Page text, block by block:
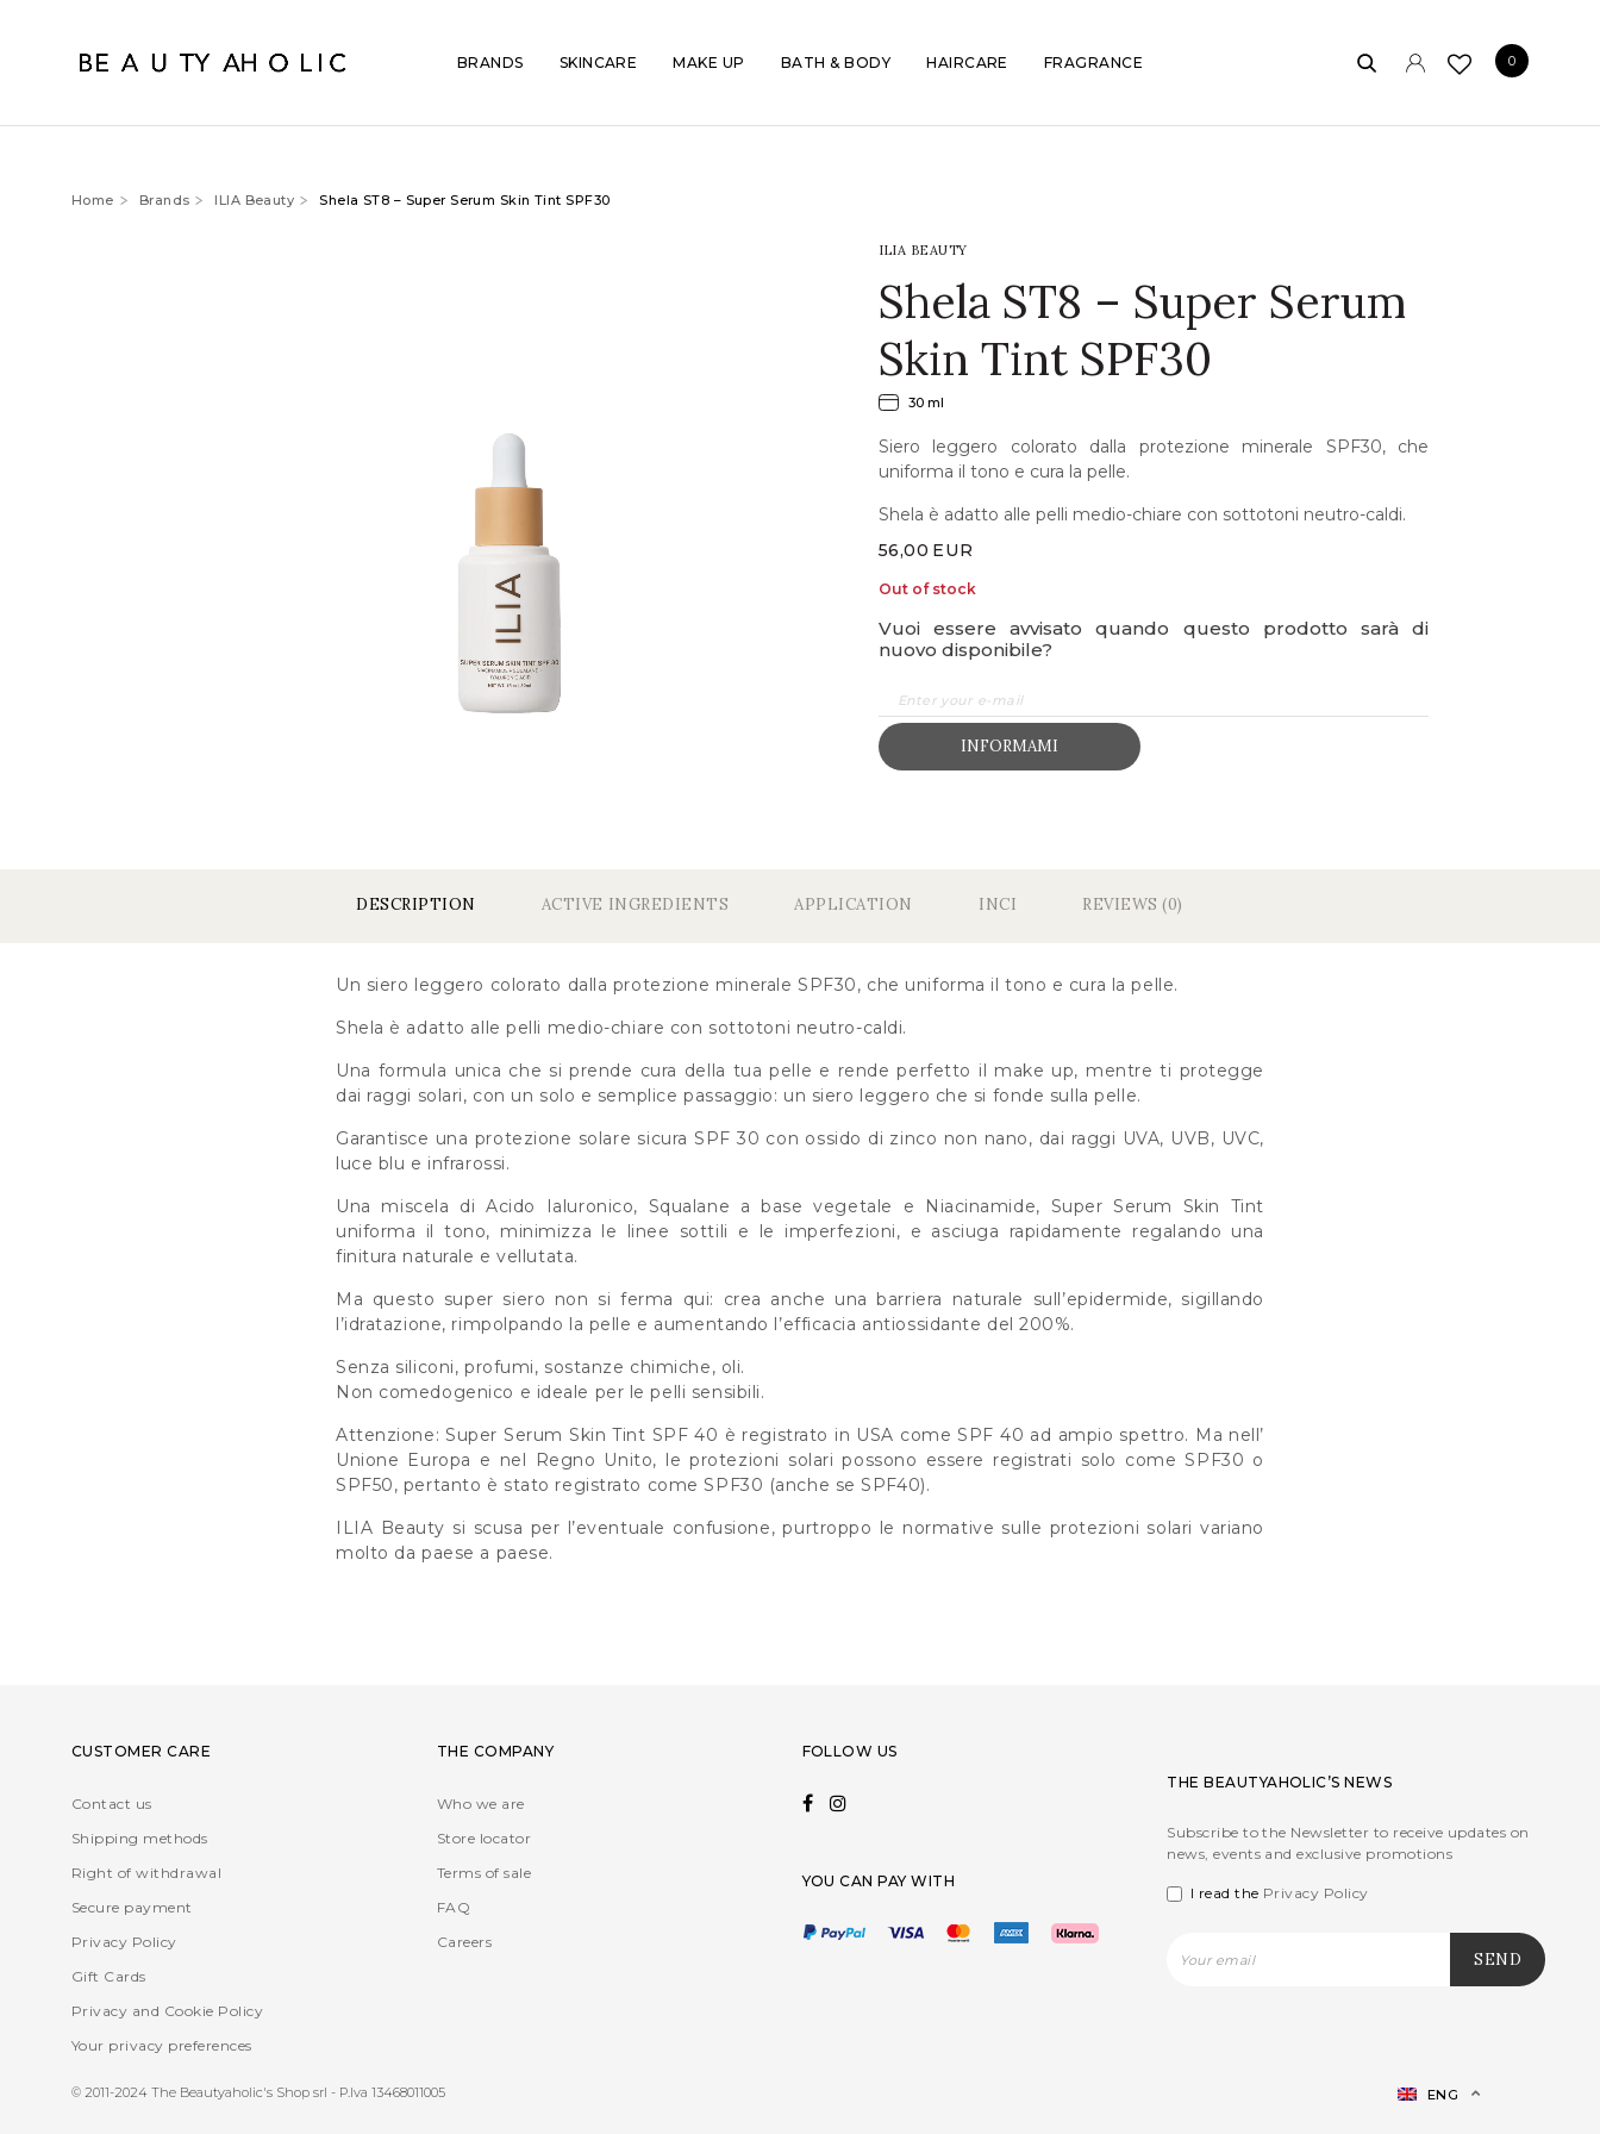
0
BRANDS SKINCARE MAKE UP BATH & BODY HAIRCARE FRAGRANCE
Home Brands ILIA Beauty Shela ST8 – Super Serum Skin Tint SPF30
ILIA BEAUTY
Shela ST8 – Super Serum
Skin Tint SPF30
30 ml
Siero leggero colorato dalla protezione minerale SPF30, che
uniforma il tono e cura la pelle.
Shela è adatto alle pelli medio-chiare con sottotoni neutro-caldi.
56,00 EUR
Out of stock
Vuoi essere avvisato quando questo prodotto sarà di
nuovo disponibile?
INFORMAMI
DESCRIPTION ACTIVE INGREDIENTS APPLICATION INCI REVIEWS (0)
Un siero leggero colorato dalla protezione minerale SPF30, che uniforma il tono e cura la pelle.
Shela è adatto alle pelli medio-chiare con sottotoni neutro-caldi.
Una formula unica che si prende cura della tua pelle e rende perfetto il make up, mentre ti protegge
dai raggi solari, con un solo e semplice passaggio: un siero leggero che si fonde sulla pelle.
Garantisce una protezione solare sicura SPF 30 con ossido di zinco non nano, dai raggi UVA, UVB, UVC,
luce blu e infrarossi.
Una miscela di Acido Ialuronico, Squalane a base vegetale e Niacinamide, Super Serum Skin Tint
uniforma il tono, minimizza le linee sottili e le imperfezioni, e asciuga rapidamente regalando una
finitura naturale e vellutata.
Ma questo super siero non si ferma qui: crea anche una barriera naturale sull’epidermide, sigillando
l’idratazione, rimpolpando la pelle e aumentando l’efficacia antiossidante del 200%.
Senza siliconi, profumi, sostanze chimiche, oli.
Non comedogenico e ideale per le pelli sensibili.
Attenzione: Super Serum Skin Tint SPF 40 è registrato in USA come SPF 40 ad ampio spettro. Ma nell’
Unione Europa e nel Regno Unito, le protezioni solari possono essere registrati solo come SPF30 o
SPF50, pertanto è stato registrato come SPF30 (anche se SPF40).
ILIA Beauty si scusa per l’eventuale confusione, purtroppo le normative sulle protezioni solari variano
molto da paese a paese.
CUSTOMER CARE
Contact us
Shipping methods
Right of withdrawal
Secure payment
Privacy Policy
Gift Cards
Privacy and Cookie Policy
Your privacy preferences
THE COMPANY
Who we are
Store locator
Terms of sale
FAQ
Careers
FOLLOW US
YOU CAN PAY WITH
THE BEAUTYAHOLIC’S NEWS
Subscribe to the Newsletter to receive updates on
news, events and exclusive promotions
I read the Privacy Policy
© 2011-2024 The Beautyaholic's Shop srl - P.Iva 13468011005 ENG